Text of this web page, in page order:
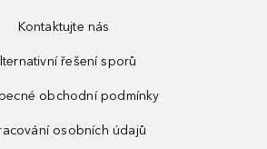
Kontaktujte nás
řešení sporů
obchodní podmínky
osobních údajů